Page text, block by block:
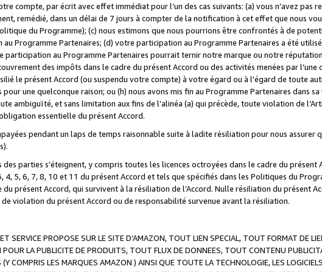
compte, par écrit avec effet immédiat pour l’un des cas suivants: (a) vous n’avez pas
remédié, dans un délai de 7 jours à compter de la notification à cet effet que nous
du Programme); (c) nous estimons que nous pourrions être confrontés à de
Programme Partenaires; (d) votre participation au Programme Partenaires a été
au Programme Partenaires pourrait ternir notre marque ou notre
des impôts dans le cadre du présent Accord ou des activités menées par l’une
le présent Accord (ou suspendu votre compte) à votre égard ou à l'égard de toute
une quelconque raison; ou (h) nous avons mis fin au Programme Partenaires dans sa
ambiguïté, et sans limitation aux fins de l’alinéa (a) qui précède, toute violation de
essentielle du présent Accord.
pendant un laps de temps raisonnable suite à ladite résiliation pour nous assurer
parties s’éteignent, y compris toutes les licences octroyées dans le cadre du présent
5, 6, 7, 8, 10 et 11 du présent Accord et tels que spécifiés dans les Politiques du
présent Accord, qui survivent à la résiliation de l’Accord. Nulle résiliation du présent
violation du présent Accord ou de responsabilité survenue avant la résiliation.
SERVICE PROPOSE SUR LE SITE D’AMAZON, TOUT LIEN SPECIAL, TOUT FORMAT DE
LA PUBLICITE DE PRODUITS, TOUT FLUX DE DONNEES, TOUT CONTENU
COMPRIS LES MARQUES AMAZON ) AINSI QUE TOUTE LA TECHNOLOGIE, LES